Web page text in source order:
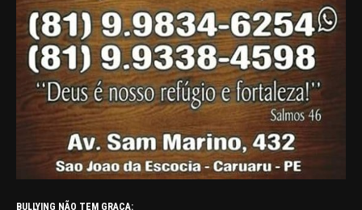
BULLYING NÃO TEM GRAÇA: